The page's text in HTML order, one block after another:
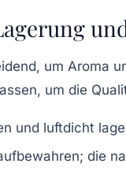
um Aroma
um die
und luftdicht
die